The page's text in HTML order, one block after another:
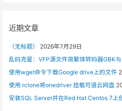
h
r
:
近期文章
（无标题）
2026年7月29日
乱码克星：VFP源文件简繁体转码器GBK
使用wget命令下载Google drive上的文件
使用 rclone将onedriver 挂载可道云网盘
安装SQL Server并在Red Hat Centos 7上
真
VPS
主
机
性
和